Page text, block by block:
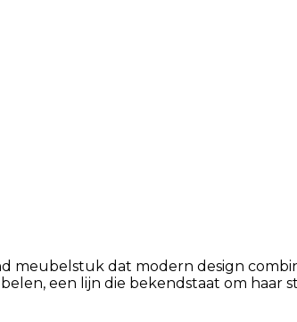
meubelstuk dat modern design
een lijn die bekendstaat om haar